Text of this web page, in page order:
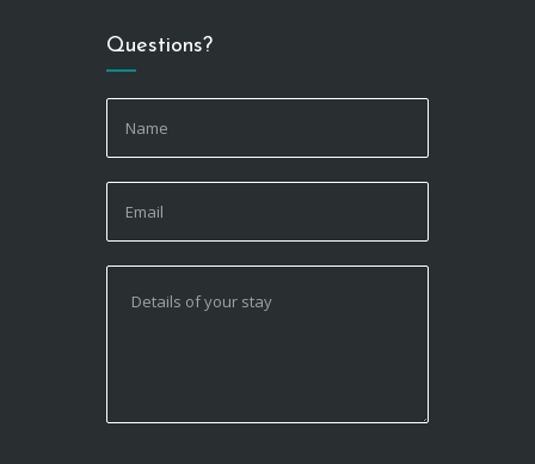
Questions?